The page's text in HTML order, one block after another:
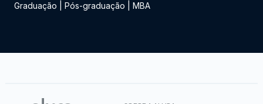
Graduação Pós-graduação MBA